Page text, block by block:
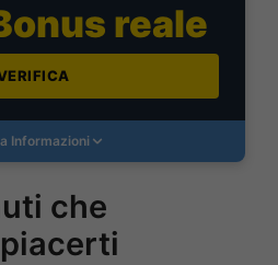
reale
Informazioni
che